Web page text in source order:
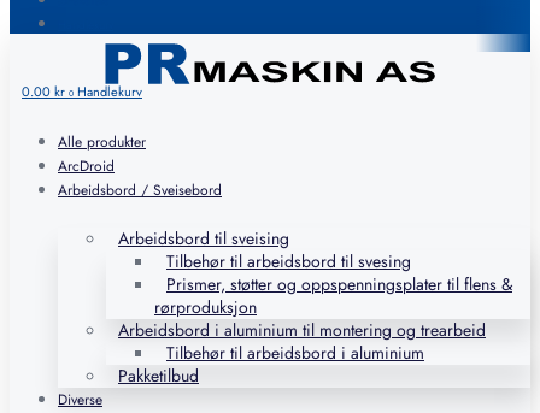
0.00kr 0 Handlekurv
Alle produkter
ArcDroid
Arbeidsbord / Sveisebord
Arbeidsbord til sveising
Tilbehør til arbeidsbord til svesing
Prismer, støtter og oppspenningsplater til flens &
rørproduksjon
Arbeidsbord i aluminium til montering og trearbeid
Tilbehør til arbeidsbord i aluminium
Pakketilbud
Diverse